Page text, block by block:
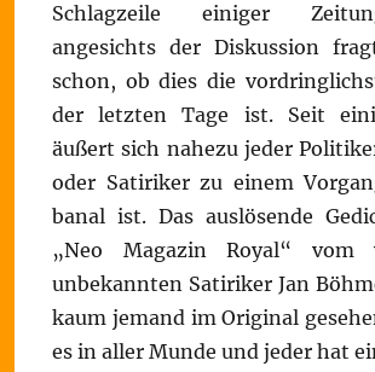
Schlagzeile einiger
angesichts der Diskussion
schon, ob dies die
der letzten Tage ist. Seit
äußert sich nahezu jeder
oder Satiriker zu einem
banal ist. Das auslösende
„Neo Magazin Royal“ vom
unbekannten Satiriker Jan
kaum jemand im Original
es in aller Munde und jeder hat